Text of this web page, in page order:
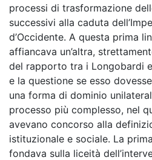
processi di trasformazione
successivi alla caduta
d’Occidente. A questa prima
affiancava un’altra,
del rapporto tra i Longobardi
e la questione se esso
una forma di dominio
processo più complesso, nel
avevano concorso alla
istituzionale e sociale. La
fondava sulla liceità